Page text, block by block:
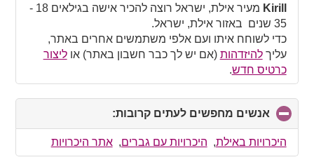
collapse
contents
Kirill
מעיר אילת, ישראל רוצה להכיר אישה בגילאים 18 -
35 שנים באזור אילת, ישראל.
כדי לשוחח איתו ועם אלפי משתמשים אחרים באתר,
עליךלהיזדהות (אם יש לך כבר חשבון באתר) אוליצור
כרטיס חדש.
אנשים מחפשים לעתים קרובות:
to
collapse
contents
היכרויות באילת, היכרויות עם גברים,אתר היכרויות